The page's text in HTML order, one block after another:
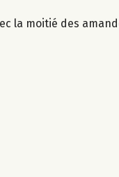
la moitié des